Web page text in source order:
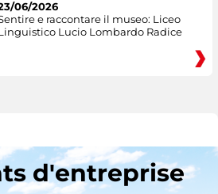
06/2026
e raccontare il museo: Liceo
Lucio Lombardo Radice
d'entreprise